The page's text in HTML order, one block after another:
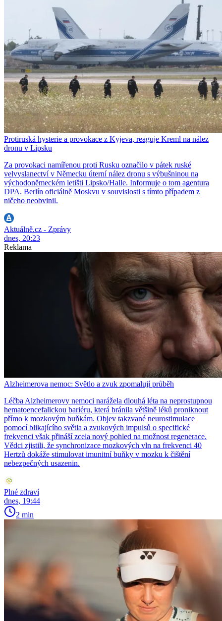
Protiruská hysterie a provokace z Kyjeva, reaguje Kreml na nález
dronu v Lipsku
Za provokaci namířenou proti Rusku označilo v pátek ruské
velvyslanectví v Německu úterní nález dronu s výbušninou na
východoněmeckém letišti Lipsko/Halle. Informuje o tom agentura
DPA. Berlín oficiálně Moskvu v souvislosti s tímto případem z
ničeho neobvinil.
Aktuálně.cz - Zprávy
dnes, 20:23
Reklama
Alzheimerova nemoc: Světlo a zvuk zpomalují průběh
Léčba Alzheimerovy nemoci narážela dlouhá léta na neprostupnou
hematoencefalickou bariéru, která bránila většině léků proniknout
přímo k mozkovým buňkám. Objev takzvané neurostimulace
pomocí blikajícího světla a zvukových impulsů o specifické
frekvenci však přináší zcela nový pohled na možnost regenerace.
Vědci zjistili, že synchronizace mozkových vln na frekvenci 40
Hertzů dokáže stimulovat imunitní buňky v mozku k čištění
nebezpečných usazenin.
Plné zdraví
dnes, 19:44
2 min